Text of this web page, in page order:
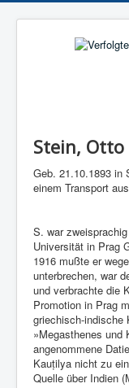
Stein, Otto
Geb. 21.10.1893 in
einem Transport
S. war
Universität in Prag
1916 mußte er
unterbrechen, war
und verbrachte die
Promotion in Prag
griechisch-indische
»Megasthenes und
angenommene
Kauṭilya nicht zu
Quelle über Indien